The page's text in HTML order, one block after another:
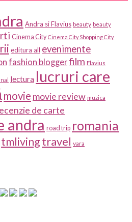
Andra si Flavius beauty beauty
Cinema City Cinema City Shopping City
editura all evenimente
fashion bloggerfilm Flavius
lectura lucruri care
movie movie review muzica
de carte
andra road trip romania
tmlivingtravel vara